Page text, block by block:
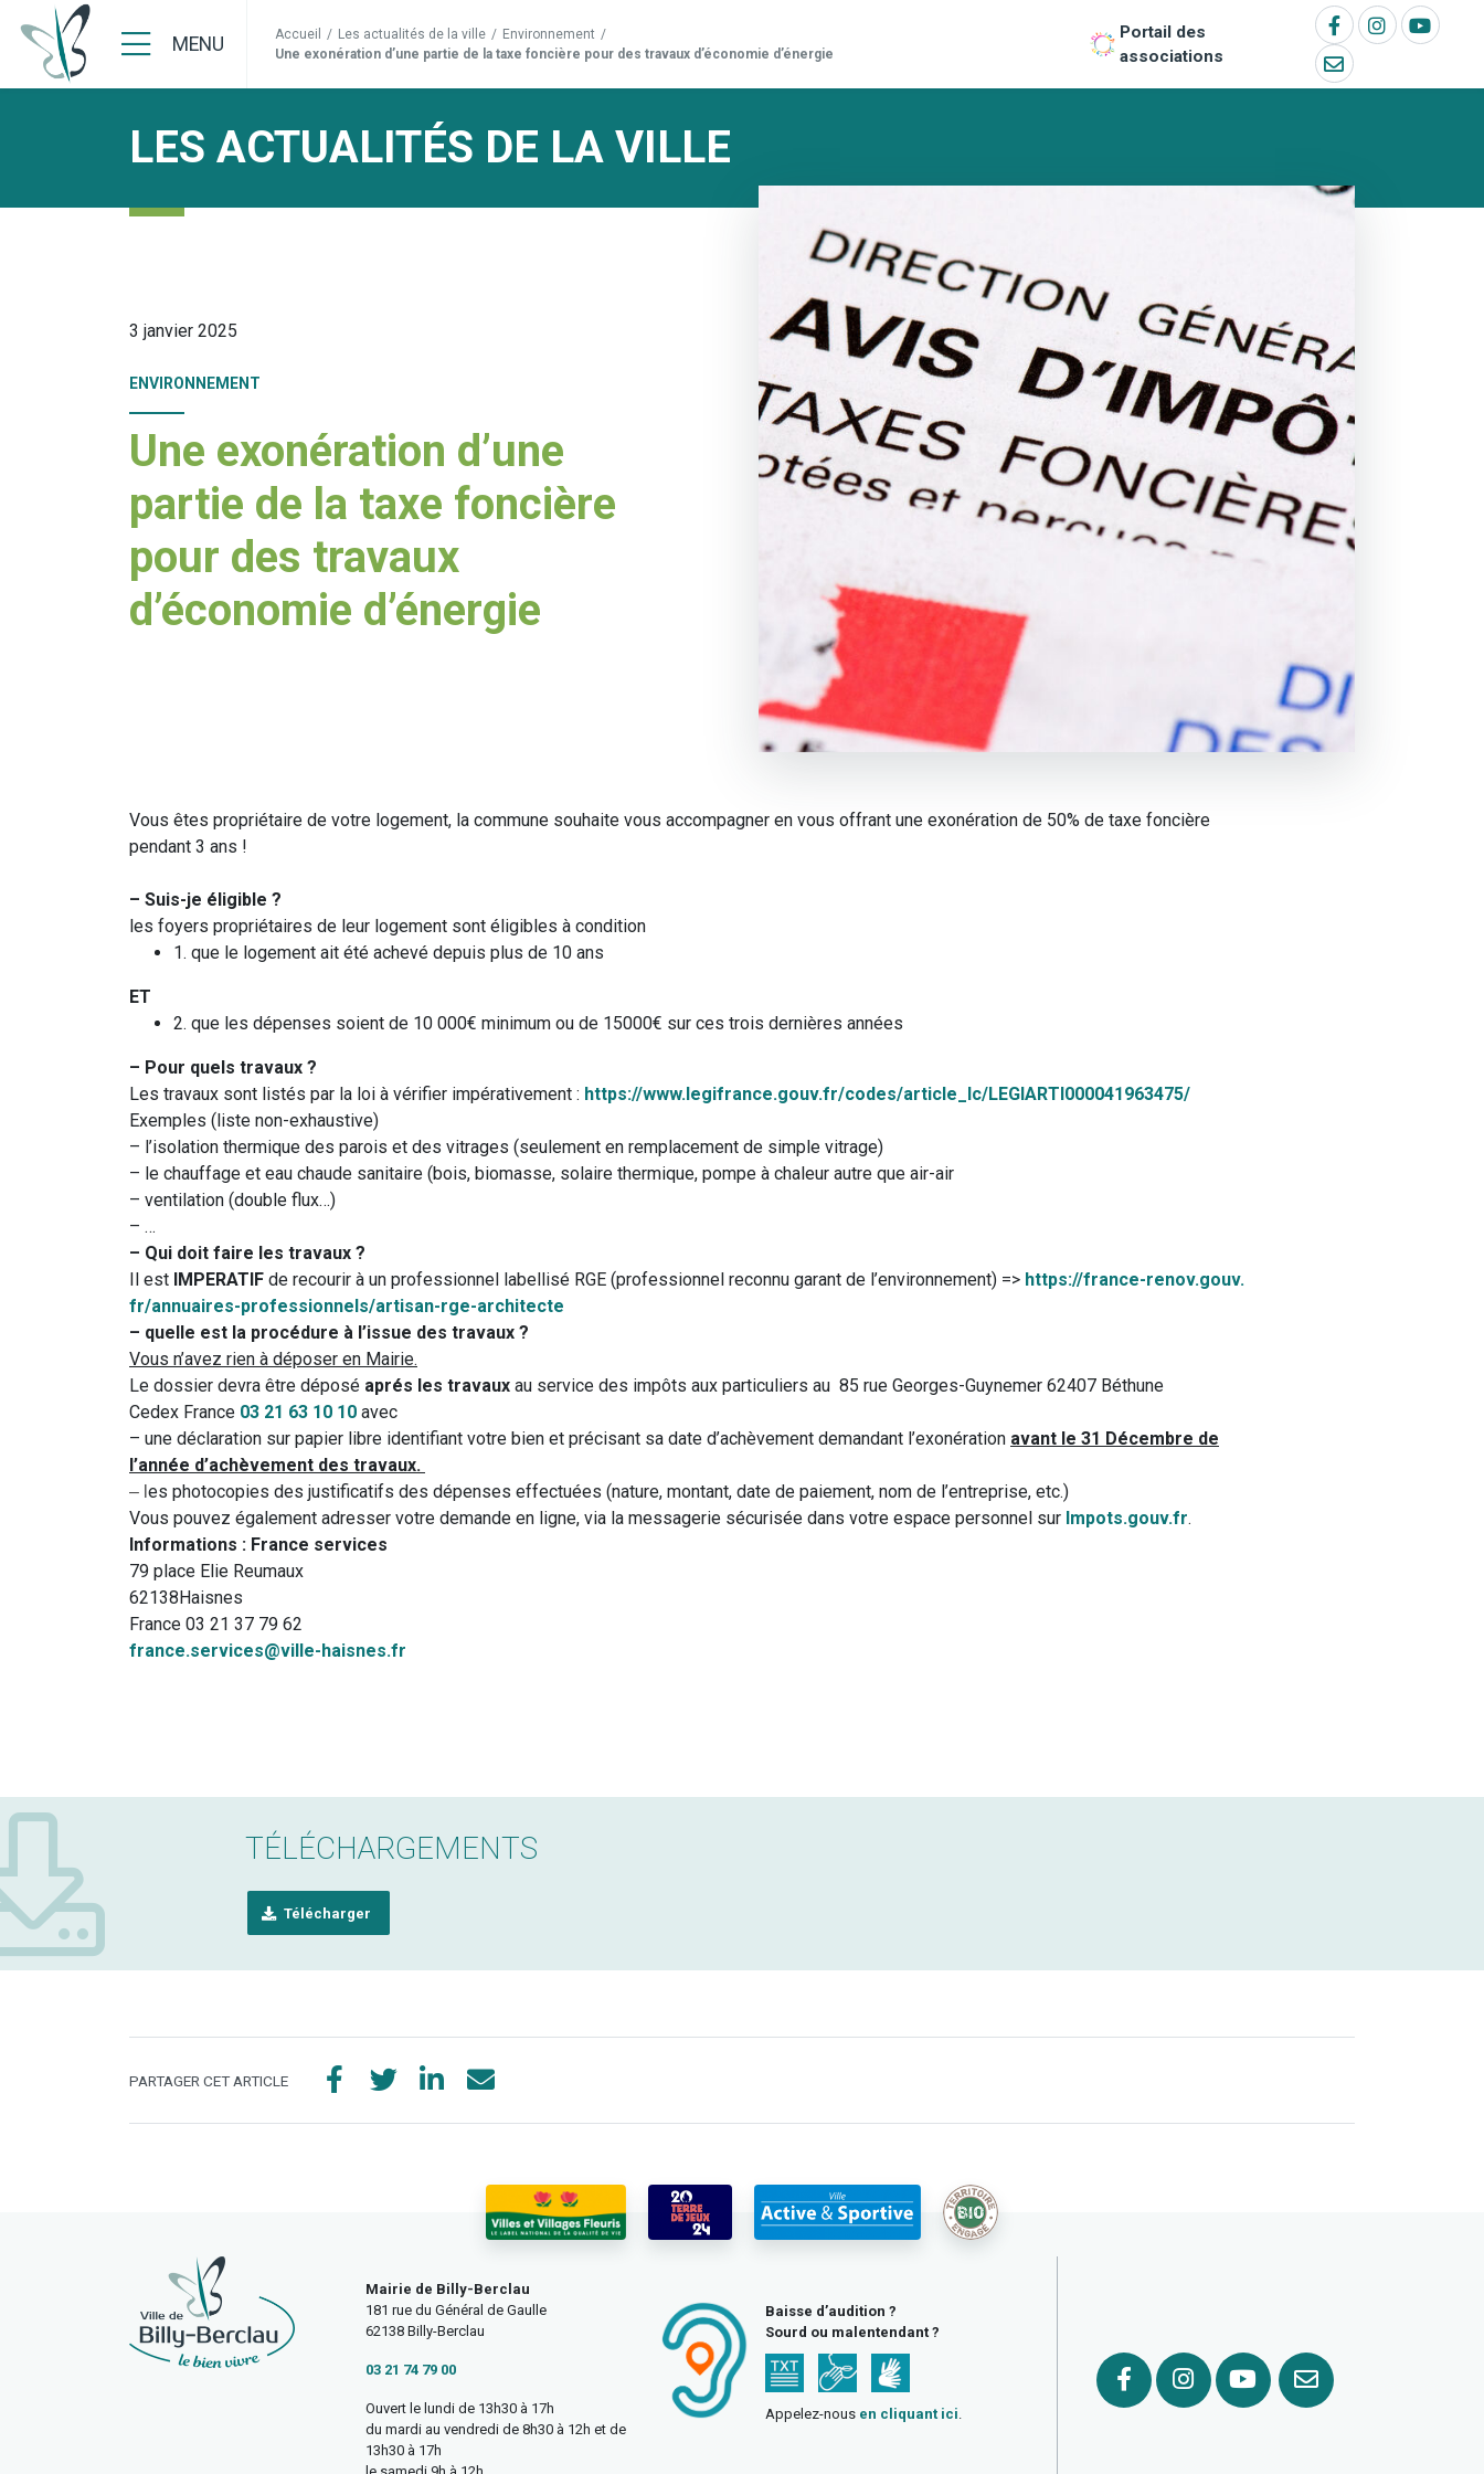
MENU Accueil / Les actualités de la ville / Environnement /
Une exonération d’une partie de la taxe foncière pour des travaux d’économie d’énergie
Portail des
associations
LES ACTUALITÉS DE LA VILLE
3 janvier 2025
ENVIRONNEMENT
Une exonération d’une
partie de la taxe foncière
pour des travaux
d’économie d’énergie
Vous êtes propriétaire de votre logement, la commune souhaite vous accompagner en vous offrant une exonération de 50% de taxe foncière
pendant 3 ans !
– Suis-je éligible ?
les foyers propriétaires de leur logement sont éligibles à condition
1. que le logement ait été achevé depuis plus de 10 ans
ET
2. que les dépenses soient de 10 000€ minimum ou de 15000€ sur ces trois dernières années
– Pour quels travaux ?
Les travaux sont listés par la loi à vérifier impérativement : https://www.legifrance.gouv.fr/codes/article_lc/LEGIARTI000041963475/
Exemples (liste non-exhaustive)
– l’isolation thermique des parois et des vitrages (seulement en remplacement de simple vitrage)
– le chauffage et eau chaude sanitaire (bois, biomasse, solaire thermique, pompe à chaleur autre que air-air
– ventilation (double flux…)
– …
– Qui doit faire les travaux ?
Il est IMPERATIF de recourir à un professionnel labellisé RGE (professionnel reconnu garant de l’environnement) => https://france-renov.gouv.
fr/annuaires-professionnels/artisan-rge-architecte
– quelle est la procédure à l’issue des travaux ?
Vous n’avez rien à déposer en Mairie.
Le dossier devra être déposé aprés les travaux au service des impôts aux particuliers au 85 rue Georges-Guynemer 62407 Béthune
Cedex France 03 21 63 10 10 avec
– une déclaration sur papier libre identifiant votre bien et précisant sa date d’achèvement demandant l’exonération avant le 31 Décembre de
l’année d’achèvement des travaux.
– l es photocopies des justificatifs des dépenses effectuées (nature, montant, date de paiement, nom de l’entreprise, etc.)
Vous pouvez également adresser votre demande en ligne, via la messagerie sécurisée dans votre espace personnel sur Impots.gouv.fr.
Informations : France services
79 place Elie Reumaux
62138Haisnes
France 03 21 37 79 62
france.services@ville-haisnes.fr
TÉLÉCHARGEMENTS
Télécharger
PARTAGER CET ARTICLE
Mairie de Billy-Berclau
181 rue du Général de Gaulle
62138 Billy-Berclau
03 21 74 79 00
Ouvert le lundi de 13h30 à 17h
du mardi au vendredi de 8h30 à 12h et de
13h30 à 17h
Baisse d’audition ?
Sourd ou malentendant ?
Appelez-nous en cliquant ici.